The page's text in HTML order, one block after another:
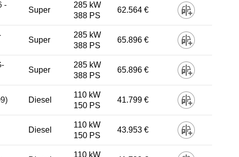
-
Super
285 kW
388 PS
62.564 €
Super
285 kW
388 PS
65.896 €
Super
285 kW
388 PS
65.896 €
Diesel
110 kW
150 PS
41.799 €
Diesel
110 kW
150 PS
43.953 €
110 kW